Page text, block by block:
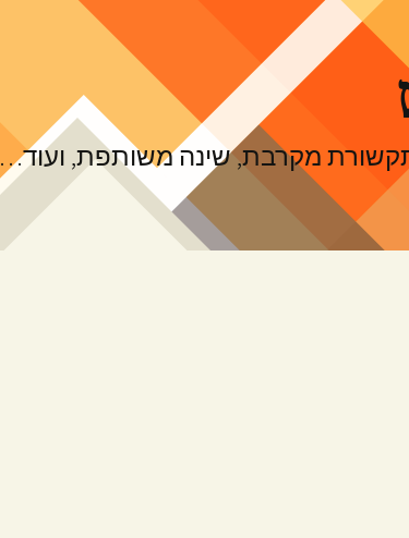
תקשורת מקרבת, שינה משותפת, ועוד…